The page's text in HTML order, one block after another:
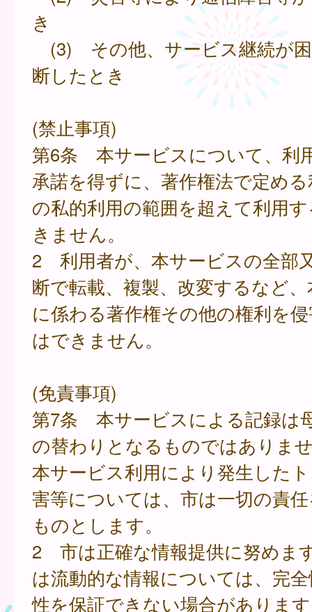
き
(3) その他、サービス継続が
断したとき
(禁止事項)
第6条 本サービスについて、利
承諾を得ずに、著作権法で定め
の私的利用の範囲を超えて利用
きません。
2 利用者が、本サービスの全部
断で転載、複製、改変するなど
に係わる著作権その他の権利を
はできません。
(免責事項)
第7条 本サービスによる記録は
の替わりとなるものではありま
本サービス利用により発生した
害等については、市は一切の責
ものとします。
2 市は正確な情報提供に努めま
は流動的な情報については、完
性を保証できない場合がありま